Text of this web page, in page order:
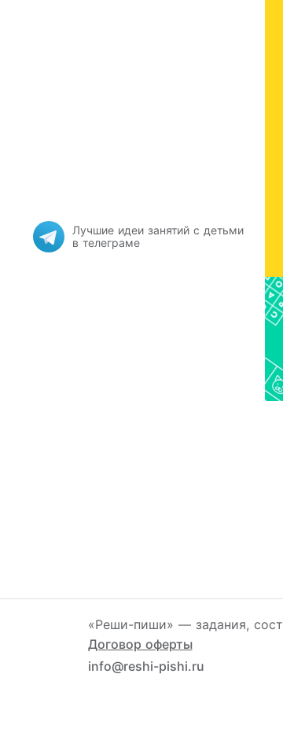
Лучшие идеи занятий с детьми
в телеграме
«Реши-пиши» — задания,
Договор оферты
info@reshi-pishi.ru